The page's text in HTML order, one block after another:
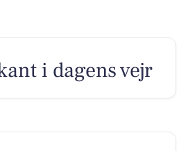
i dagens vejr